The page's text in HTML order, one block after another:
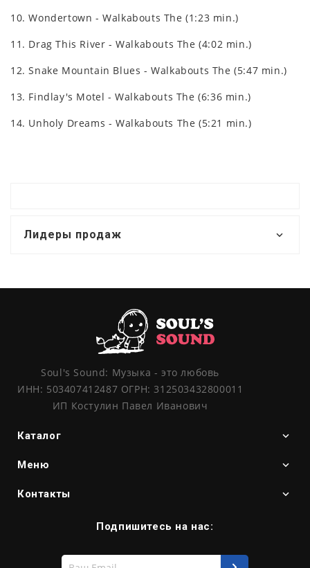
10. Wondertown - Walkabouts The (1:23 min.)
11. Drag This River - Walkabouts The (4:02 min.)
12. Snake Mountain Blues - Walkabouts The (5:47 min.)
13. Findlay's Motel - Walkabouts The (6:36 min.)
14. Unholy Dreams - Walkabouts The (5:21 min.)
Лидеры продаж
Soul's Sound: Музыка - это любовь
ИНН: 503407412487 ОГРН: 312503432800011
ИП Костулин Павел Иванович
Каталог
Меню
Контакты
Подпишитесь на нас:
Введите